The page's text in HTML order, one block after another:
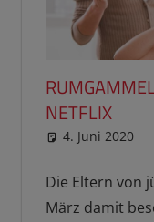
NETFLIX
4. Juni 2020
Die Eltern von
März damit